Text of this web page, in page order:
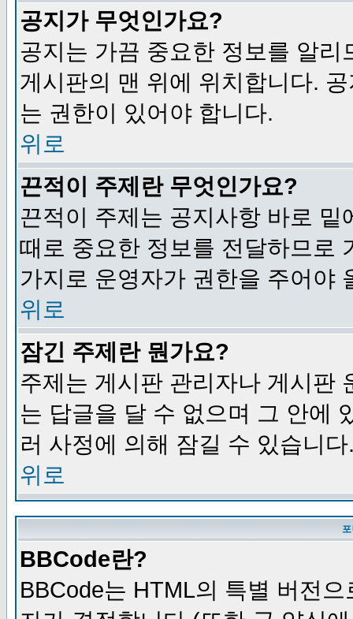
공지가 무엇인가요?
공지는 가끔 중요한 정보를 알
게시판의 맨 위에 위치합니다.
는 권한이 있어야 합니다.
위로
끈적이 주제란 무엇인가요?
끈적이 주제는 공지사항 바로
때로 중요한 정보를 전달하므로
가지로 운영자가 권한을 주어야
위로
잠긴 주제란 뭔가요?
주제는 게시판 관리자나 게시판
는 답글을 달 수 없으며 그 안에
러 사정에 의해 잠길 수 있습니다
위로
BBCode란?
BBCode는 HTML의 특별 버전